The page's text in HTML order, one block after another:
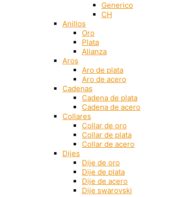
Generico
CH
Anillos
Oro
Plata
Alianza
Aros
Aro de plata
Aro de acero
Cadenas
Cadena de plata
Cadena de acero
Collares
Collar de oro
Collar de plata
Collar de acero
Dijes
Dije de oro
Dije de plata
Dije de acero
Dije swarovski